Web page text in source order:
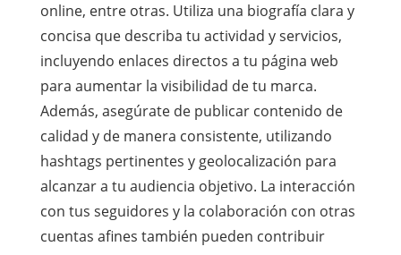
online, entre otras. Utiliza una biografía clara y
concisa que describa tu actividad y servicios,
incluyendo enlaces directos a tu página web
para aumentar la visibilidad de tu marca.
Además, asegúrate de publicar contenido de
calidad y de manera consistente, utilizando
hashtags pertinentes y geolocalización para
alcanzar a tu audiencia objetivo. La interacción
con tus seguidores y la colaboración con otras
cuentas afines también pueden contribuir